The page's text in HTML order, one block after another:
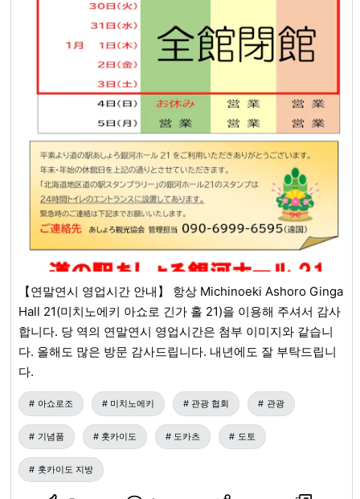
【연말연시 영업시간 안내】 항상 Michinoeki Ashoro Ginga
Hall 21(미치노에키 아쇼로 긴가 홀 21)을 이용해 주셔서 감사
합니다. 당 역의 연말연시 영업시간은 첨부 이미지와 같습니
다. 올해도 많은 방문 감사드립니다. 내년에도 잘 부탁드립니
다.
아쇼로조 미치노에키 관광 협회 관광
기념품 홋카이도 도카츠 도토
홋카이도 지방